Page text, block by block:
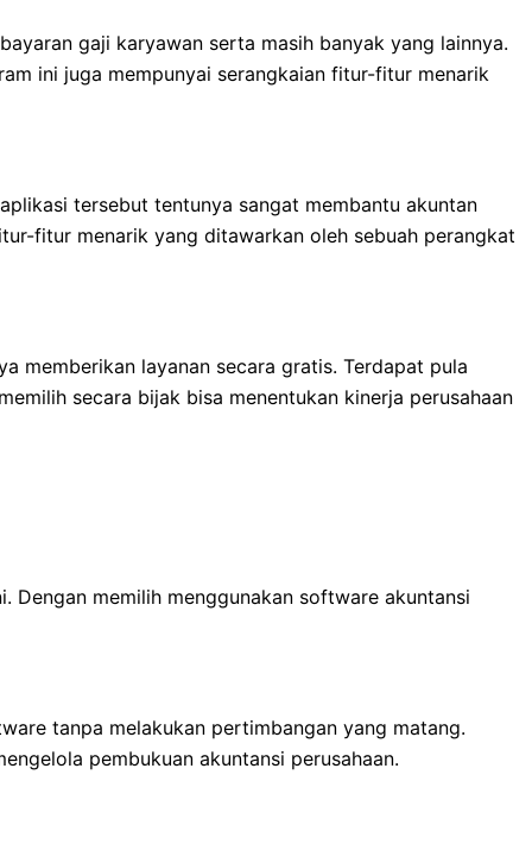
gaji karyawan serta masih banyak yang lainnya.
ini juga mempunyai serangkaian fitur-fitur menarik
tersebut tentunya sangat membantu akuntan
fitur menarik yang ditawarkan oleh sebuah perangkat
memberikan layanan secara gratis. Terdapat pula
secara bijak bisa menentukan kinerja perusahaan
memilih menggunakan software akuntansi
tanpa melakukan pertimbangan yang matang.
pembukuan akuntansi perusahaan.